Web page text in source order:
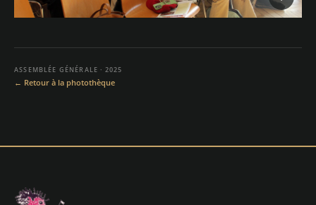
ASSEMBLÉE GÉNÉRALE · 2025
← Retour à la photothèque